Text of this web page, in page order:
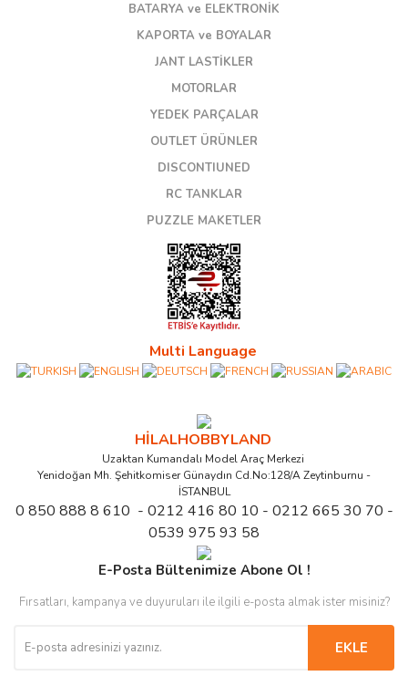
BATARYA ve ELEKTRONİK
KAPORTA ve BOYALAR
JANT LASTİKLER
MOTORLAR
YEDEK PARÇALAR
OUTLET ÜRÜNLER
DISCONTIUNED
RC TANKLAR
PUZZLE MAKETLER
Multi Language
HİLALHOBBYLAND
Uzaktan Kumandalı Model Araç Merkezi
Yenidoğan Mh. Şehitkomiser Günaydın Cd.No:128/A Zeytinburnu -
İSTANBUL
0 850 888 8 610 - 0212 416 80 10 - 0212 665 30 70 -
0539 975 93 58
E-Posta Bültenimize Abone Ol !
Fırsatları, kampanya ve duyuruları ile ilgili e-posta almak ister misiniz?
EKLE